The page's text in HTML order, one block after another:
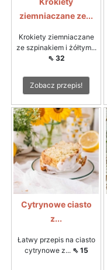
ziemniaczane ze...
Krokiety ziemniaczane
ze szpinakiem i żółtym...
⇖ 32
Zobacz przepis!
Cytrynowe ciasto
z...
Łatwy przepis na ciasto
cytrynowe z... ⇖ 15